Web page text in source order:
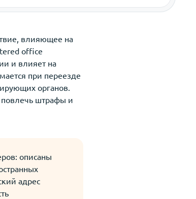
влияющее на
office
и влияет на
при переезде
органов.
штрафы и
описаны
адрес